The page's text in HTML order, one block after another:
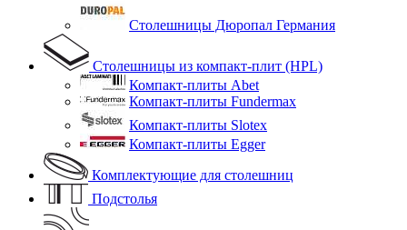
Столешницы Дюропал Германия
Столешницы из компакт-плит (HPL)
Компакт-плиты Abet
Компакт-плиты Fundermax
Компакт-плиты Slotex
Компакт-плиты Egger
Комплектующие для столешниц
Подстолья